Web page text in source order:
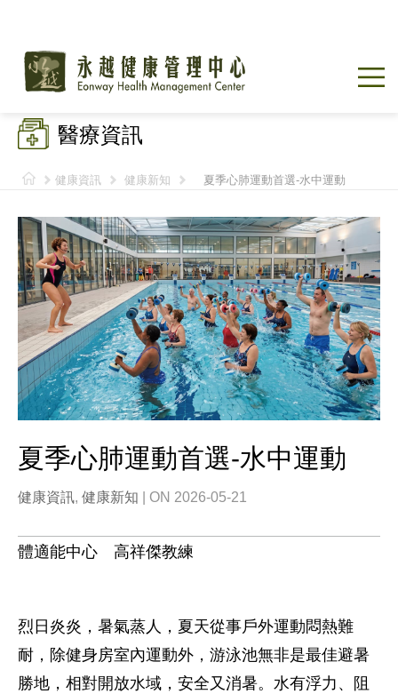
醫療資訊
健康資訊 健康新知 夏季心肺運動首選-水中運動
夏季心肺運動首選-水中運動
健康資訊, 健康新知 | ON 2026-05-21
體適能中心 高祥傑教練
烈日炎炎，暑氣蒸人，夏天從事戶外運動悶熱難
耐，除健身房室內運動外，游泳池無非是最佳避暑
勝地，相對開放水域，安全又消暑。水有浮力、阻